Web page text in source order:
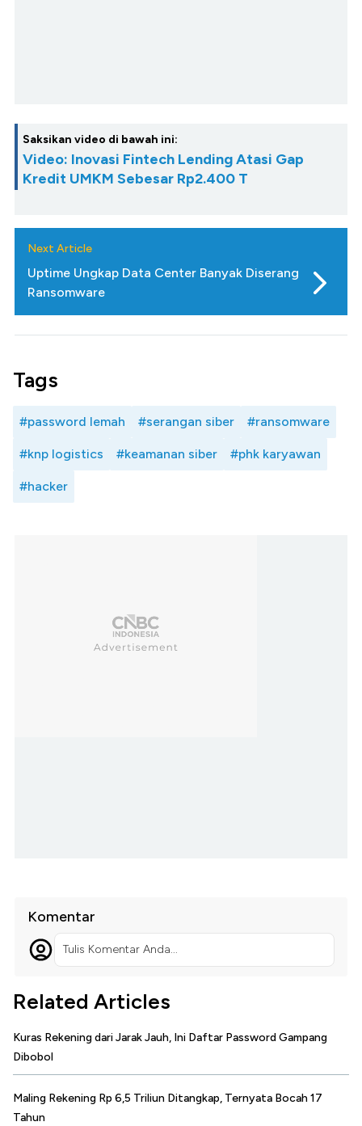
Saksikan video di bawah ini:
Video: Inovasi Fintech Lending Atasi Gap
Kredit UMKM Sebesar Rp2.400 T
Next Article
Uptime Ungkap Data Center Banyak Diserang
Ransomware
Tags
#password lemah #serangan siber #ransomware
#knp logistics #keamanan siber #phk karyawan
#hacker
Komentar
Tulis Komentar Anda...
Related Articles
Kuras Rekening dari Jarak Jauh, Ini Daftar Password Gampang
Dibobol
Maling Rekening Rp 6,5 Triliun Ditangkap, Ternyata Bocah 17
Tahun